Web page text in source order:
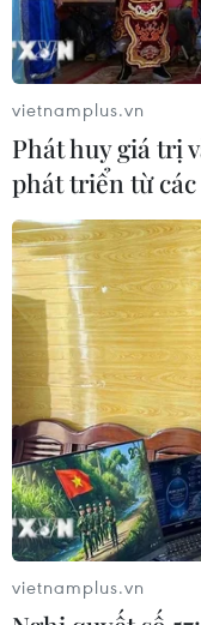
Tổng thống
các khoản nợ
20/11/2019 09:21
Ngày 20/11, Tổng
Fernandez cho biết
các khoản nợ của
biện pháp “thắt lưng
vietnamplus.vn
Phát huy giá trị
phát triển từ
vietnamplus.vn